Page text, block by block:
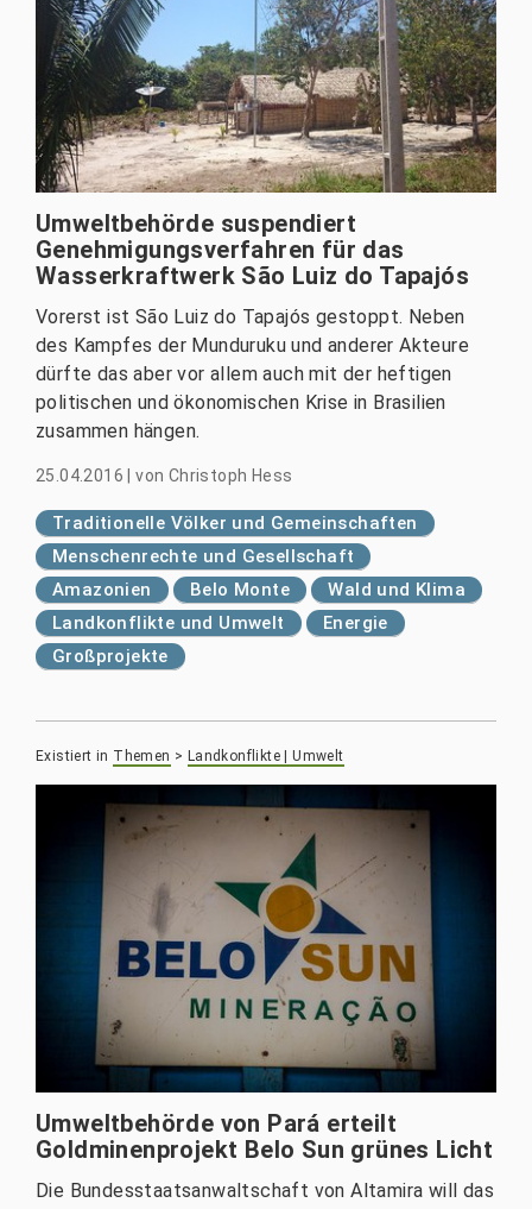
Umweltbehörde suspendiert
Genehmigungsverfahren für das
Wasserkraftwerk São Luiz do Tapajós
Vorerst ist São Luiz do Tapajós gestoppt. Neben
des Kampfes der Munduruku und anderer Akteure
dürfte das aber vor allem auch mit der heftigen
politischen und ökonomischen Krise in Brasilien
zusammen hängen.
25.04.2016 |von Christoph Hess
Traditionelle Völker und Gemeinschaften
Menschenrechte und Gesellschaft
Amazonien
Belo Monte
Wald und Klima
Landkonflikte und Umwelt
Energie
Großprojekte
Existiert in Themen > Landkonflikte | Umwelt
Umweltbehörde von Pará erteilt
Goldminenprojekt Belo Sun grünes Licht
Die Bundesstaatsanwaltschaft von Altamira will das